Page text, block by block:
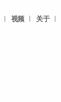
视频 关于